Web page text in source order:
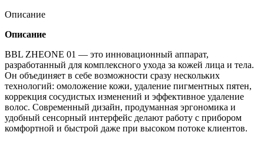
Описание
Описание
BBL ZHEONE 01 — это инновационный аппарат,
разработанный для комплексного ухода за кожей лица и тела.
Он объединяет в себе возможности сразу нескольких
технологий: омоложение кожи, удаление пигментных пятен,
коррекция сосудистых изменений и эффективное удаление
волос. Современный дизайн, продуманная эргономика и
удобный сенсорный интерфейс делают работу с прибором
комфортной и быстрой даже при высоком потоке клиентов.